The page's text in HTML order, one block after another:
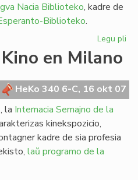
Nacia Biblioteko, kadre de
Biblioteko.
Legu pli
en Milano
HeKo 340 6-C, 16 okt 07
la Internacia Semajno de la
kinekspozicio,
kadre de sia profesia
laŭ programo de la